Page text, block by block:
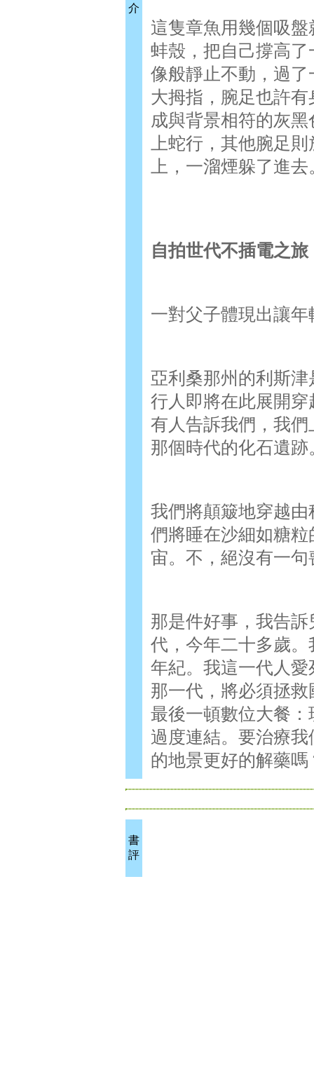
介
這隻章魚用幾個吸
蚌殼，把自己撐高
像般靜止不動，過
大拇指，腕足也許
成與背景相符的灰
上蛇行，其他腕足
上，一溜煙躲了進去
自拍世代不插電之旅
一對父子體現出讓
亞利桑那州的利斯
行人即將在此展開
有人告訴我們，我
那個時代的化石遺跡
我們將顛簸地穿越
們將睡在沙細如糖
宙。不，絕沒有一
那是件好事，我告
代，今年二十多歲
年紀。我這一代人
那一代，將必須拯
最後一頓數位大餐
過度連結。要治療
的地景更好的解藥嗎
書
評